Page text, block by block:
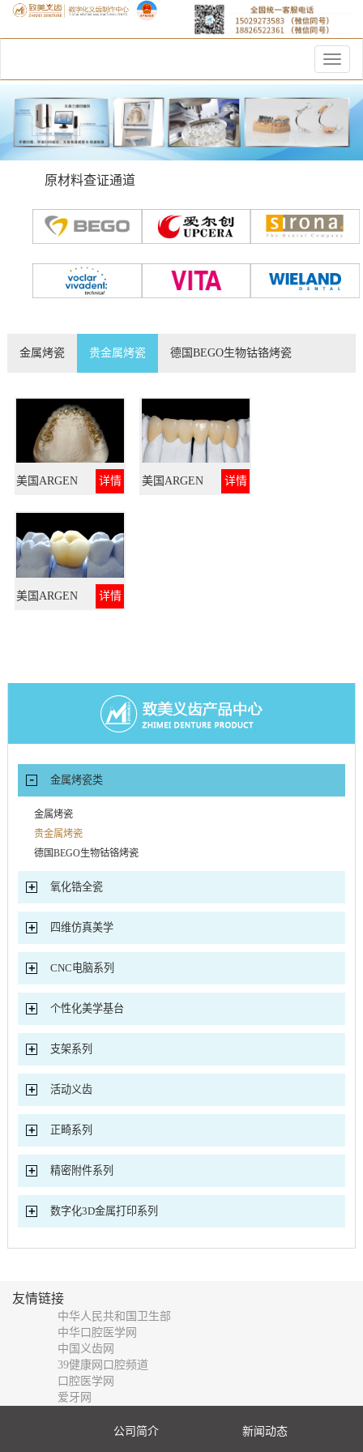
Toggle
原材料查证通道
金属烤瓷 贵金属烤瓷 德国BEGO生物钴铬烤瓷
美国ARGEN
详情
美国ARGEN
详情
美国ARGEN
详情
金属烤瓷类
金属烤瓷
贵金属烤瓷
德国BEGO生物钴铬烤瓷
氧化锆全瓷
四维仿真美学
CNC电脑系列
个性化美学基台
支架系列
活动义齿
正畸系列
精密附件系列
数字化3D金属打印系列
友情链接
中华人民共和国卫生部
中华口腔医学网
中国义齿网
39健康网口腔频道
口腔医学网
爱牙网
公司简介 新闻动态